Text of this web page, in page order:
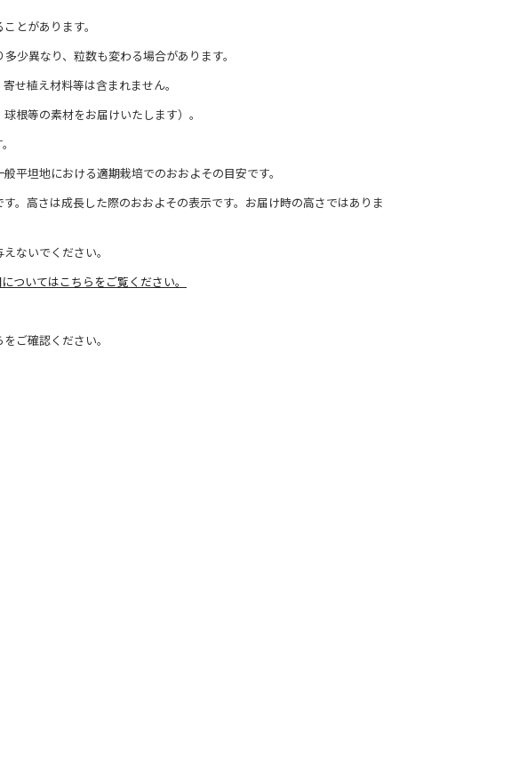
とがあります。
少異なり、粒数も変わる場合があります。
せ植え材料等は含まれません。
根等の素材をお届けいたします）。
坦地における適期栽培でのおおよその目安です。
。高さは成長した際のおおよその表示です。お届け時の高さではありま
ないでください。
ついてはこちらをご覧ください。
ご確認ください。